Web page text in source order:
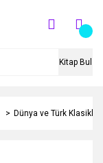
Kitap Bul
Dünya ve Türk Klasikleri